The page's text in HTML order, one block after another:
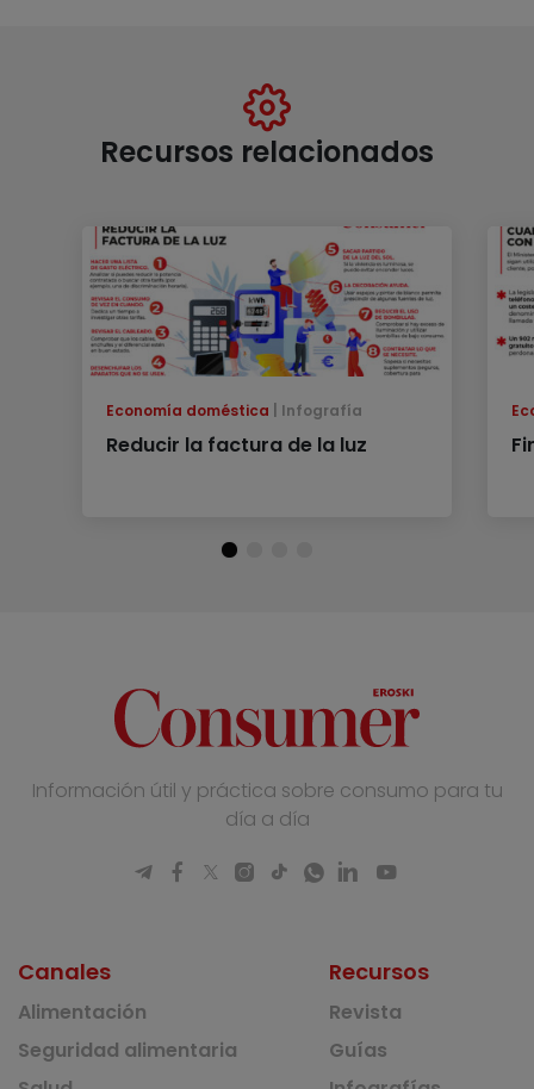
Recursos relacionados
Economía doméstica Infografía
Reducir la factura de la luz
Información útil y práctica sobre consumo para tu
día a día
Canales
Alimentación
Seguridad alimentaria
Recursos
Revista
Guías